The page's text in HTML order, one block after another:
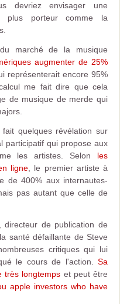
devriez envisager une
plus porteur comme la
marché de la musique
augmenter de 25%
représenterait encore 95%
me fait dire que cela
de musique de merde qui
quelques révélation sur
participatif qui propose aux
les artistes. Selon les
ligne , le premier artiste à
de 400% aux internautes-
pas autant que celle de
de publication de
santé défaillante de Steve
critiques qui lui
le cours de l'action. Sa
très longtemps et peut être
apple investors who have